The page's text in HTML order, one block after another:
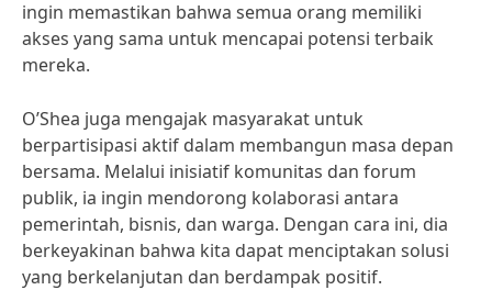
ingin memastikan bahwa semua orang memiliki
akses yang sama untuk mencapai potensi terbaik
mereka.
O’Shea juga mengajak masyarakat untuk
berpartisipasi aktif dalam membangun masa depan
bersama. Melalui inisiatif komunitas dan forum
publik, ia ingin mendorong kolaborasi antara
pemerintah, bisnis, dan warga. Dengan cara ini, dia
berkeyakinan bahwa kita dapat menciptakan solusi
yang berkelanjutan dan berdampak positif.